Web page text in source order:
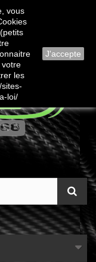
nous
vous
votre
les
loi/
J'accepte